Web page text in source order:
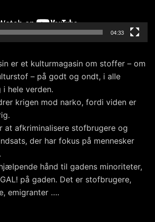
04:33
er et kulturmagasin om stoffer – om
– på godt og ondt, i alle
i hele verden.
krigen mod narko, fordi viden er
at afkriminalisere stofbrugere og
der har fokus på mennesker
hånd til gadens minoriteter,
på gaden. Det er stofbrugere,
emigranter ….